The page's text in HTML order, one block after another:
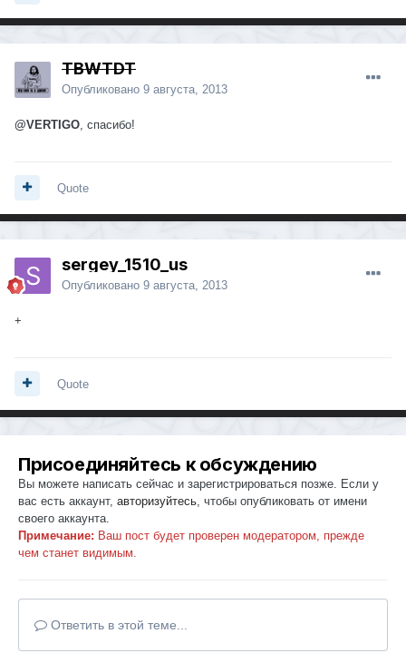
TBWTDT
Опубликовано 9 августа, 2013
@VERTIGO , спасибо!
Quote
sergey_1510_us
Опубликовано 9 августа, 2013
+
Quote
Присоединяйтесь к обсуждению
Вы можете написать сейчас и зарегистрироваться позже. Если у
вас есть аккаунт, авторизуйтесь , чтобы опубликовать от имени
своего аккаунта.
Примечание: Ваш пост будет проверен модератором, прежде
чем станет видимым.
Ответить в этой теме...